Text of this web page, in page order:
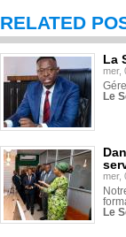
RELATED
La
mer,
Le
mer,
Le